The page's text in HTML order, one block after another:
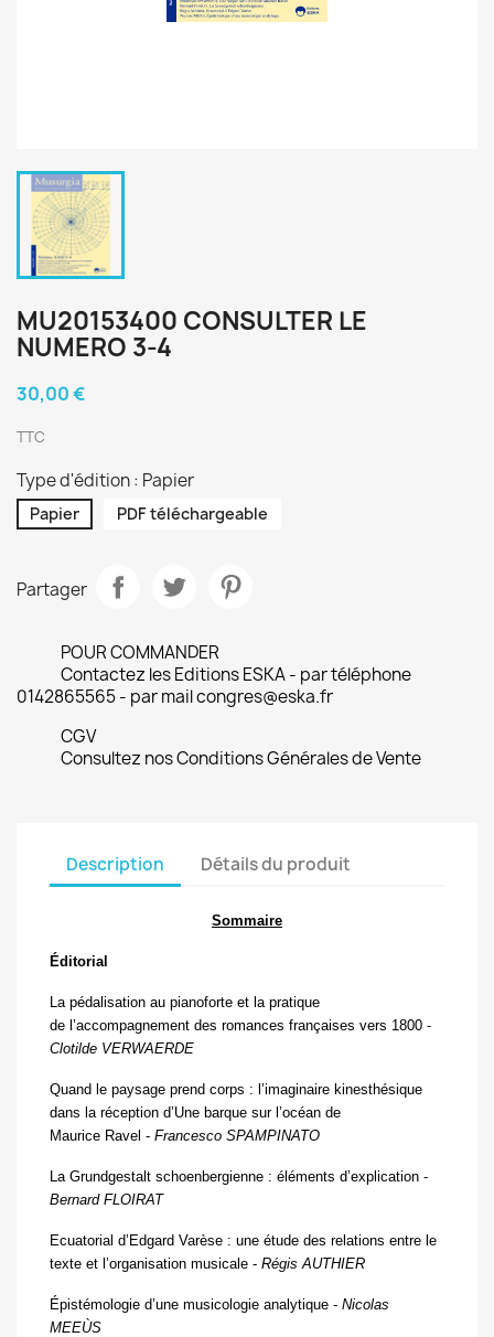
MU20153400 CONSULTER LE
NUMERO 3-4
30,00 €
TTC
Type d'édition : Papier
Papier PDF téléchargeable
Partager
POUR COMMANDER
Contactez les Editions ESKA - par téléphone
0142865565 - par mail congres@eska.fr
CGV
Consultez nos Conditions Générales de Vente
Description Détails du produit
Sommaire
Éditorial
La pédalisation au pianoforte et la pratique
de l’accompagnement des romances françaises vers 1800 -
Clotilde VERWAERDE
Quand le paysage prend corps : l’imaginaire kinesthésique
dans la réception d’Une barque sur l’océan de
Maurice Ravel - Francesco SPAMPINATO
La Grundgestalt schoenbergienne : éléments d’explication -
Bernard FLOIRAT
Ecuatorial d’Edgard Varèse : une étude des relations entre le
texte et l’organisation musicale - Régis AUTHIER
Épistémologie d’une musicologie analytique - Nicolas
MEEÙS